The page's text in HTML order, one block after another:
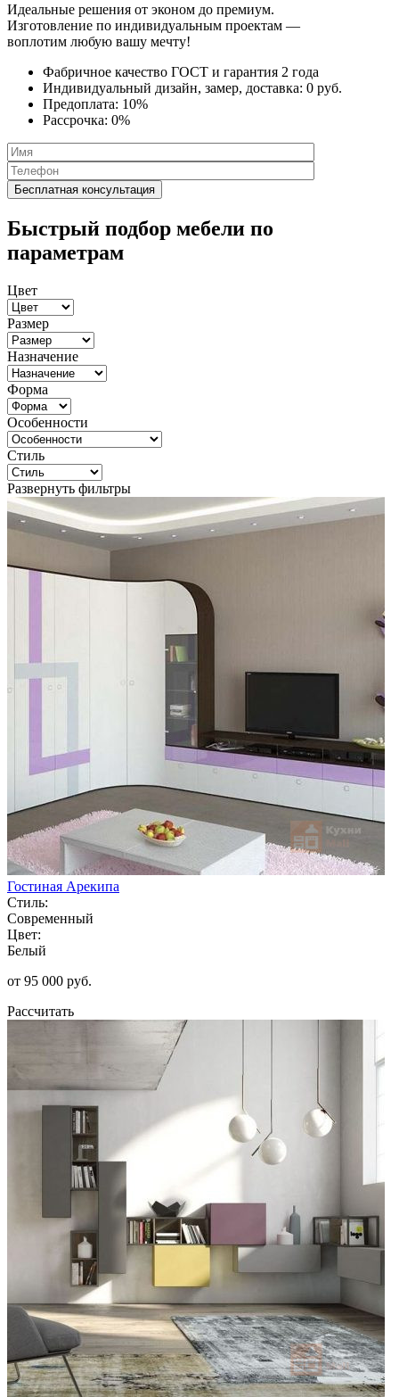
Идеальные решения от эконом до премиум.
Изготовление по индивидуальным проектам —
воплотим любую вашу мечту!
Фабричное качество ГОСТ и гарантия 2 года
Индивидуальный дизайн, замер, доставка: 0 руб.
Предоплата: 10%
Рассрочка: 0%
Быстрый подбор мебели по
параметрам
Цвет
Размер
Назначение
Форма
Особенности
Стиль
Развернуть фильтры
Гостиная Арекипа
Стиль:
Современный
Цвет:
Белый
от 95 000 руб.
Рассчитать